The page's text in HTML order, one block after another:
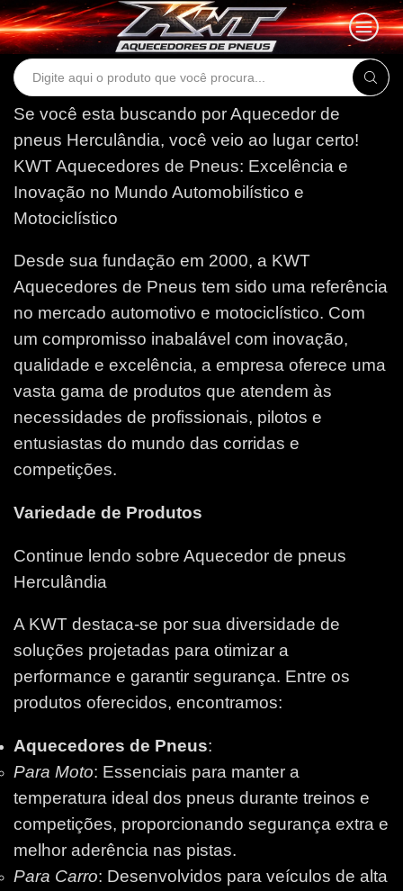
Search
Se você esta buscando por Aquecedor de
pneus Herculândia, você veio ao lugar certo!
KWT Aquecedores de Pneus: Excelência e
Inovação no Mundo Automobilístico e
Motociclístico
Desde sua fundação em 2000, a KWT
Aquecedores de Pneus tem sido uma referência
no mercado automotivo e motociclístico. Com
um compromisso inabalável com inovação,
qualidade e excelência, a empresa oferece uma
vasta gama de produtos que atendem às
necessidades de profissionais, pilotos e
entusiastas do mundo das corridas e
competições.
Variedade de Produtos
Continue lendo sobre Aquecedor de pneus
Herculândia
A KWT destaca-se por sua diversidade de
soluções projetadas para otimizar a
performance e garantir segurança. Entre os
produtos oferecidos, encontramos:
Aquecedores de Pneus:
Para Moto: Essenciais para manter a
temperatura ideal dos pneus durante treinos e
competições, proporcionando segurança extra e
melhor aderência nas pistas.
Para Carro: Desenvolvidos para veículos de alta